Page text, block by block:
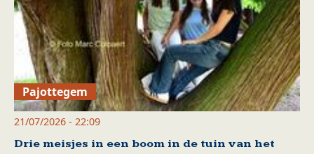
Pajottegem
21/07/2026 - 22:09
Drie meisjes in een boom in de tuin van het